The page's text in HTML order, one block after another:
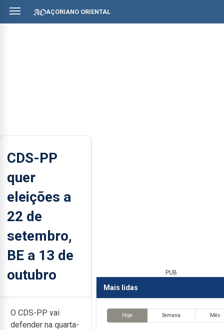
AÇORIANO ORIENTAL
CDS-PP
quer
eleições a
22 de
setembro,
BE a 13 de
outubro
O CDS-PP vai
defender na quarta-
PUB
Mais lidas
Hoje Semana Mês